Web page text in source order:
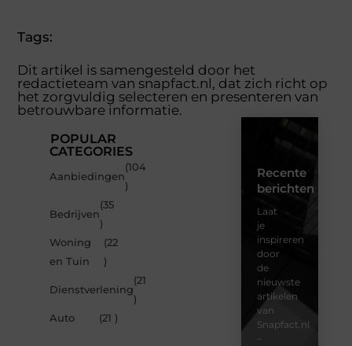
Tags:
Dit artikel is samengesteld door het
redactieteam van snapfact.nl, dat zich richt op
het zorgvuldig selecteren en presenteren van
betrouwbare informatie.
POPULAR
CATEGORIES
Aanbiedingen
(104
)
Bedrijven
(35
)
Woning
en Tuin
(22
)
Dienstverlening
(21
)
Auto
(21 )
Recente
berichten
Laat
je
inspireren
door
de
nieuwste
artikelen
van
Snapfact.nl
–